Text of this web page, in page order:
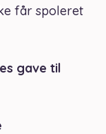
får spoleret
gave til